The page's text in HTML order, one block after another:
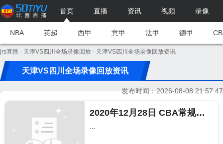
首页 直播 资讯 视频 录像
NBA 英超 西甲 意甲 法甲 德甲
jrs直播 - 天津VS四川全场录像回放 - 天津VS四川全场录像回放资讯
天津VS四川全场录像回放资讯
发布时间：2026-08-08 21:57:47
2020年12月28日 CBA常规赛 天津vs四川全场录像回放
...